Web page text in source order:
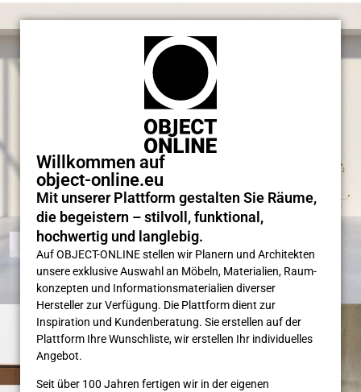
Willkommen auf
object-online.eu
Mit unserer Plattform gestalten Sie Räume,
die begeistern – stilvoll, funktional,
hochwertig und langlebig.
Auf OBJECT-ONLINE stellen wir Planern und Architekten
unsere exklusive Auswahl an Möbeln, Materialien, Raum­
konzepten und Informations­materialien diverser
Hersteller zur Verfügung. Die Plattform dient zur
Inspiration und Kunden­beratung. Sie erstellen auf der
Plattform Ihre Wunsch­liste, wir erstellen Ihr individuelles
Angebot.
Seit über 100 Jahren fertigen wir in der eigenen